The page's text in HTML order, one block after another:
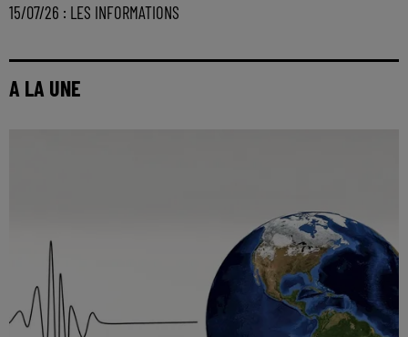
15/07/26 : LES INFORMATIONS
A LA UNE